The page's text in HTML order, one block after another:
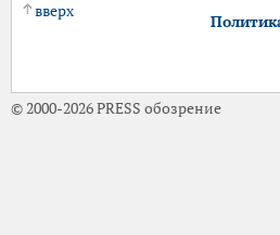
вверх
© 2000-2026 PRESS обозрение